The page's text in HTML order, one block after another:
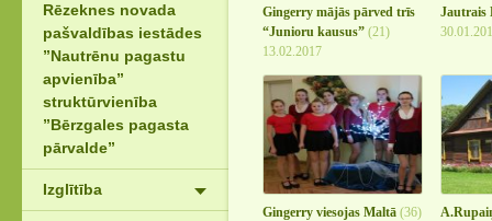
Rēzeknes novada
pašvaldības iestādes
”Nautrēnu pagastu
apvienība”
struktūrvienība
”Bērzgales pagasta
pārvalde”
Izglītība
Gingerry mājās pārved trīs
“Junioru kausus” (21)
13.02.2017
Jautrais
Gingerry viesojas Maltā (36)